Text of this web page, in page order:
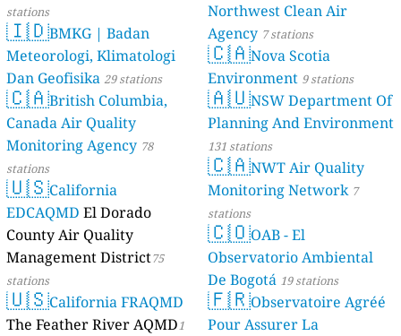
stations
🇮🇩BMKG | Badan
Meteorologi, Klimatologi
Dan Geofisika 29 stations
🇨🇦British Columbia,
Canada Air Quality
Monitoring Agency 78
stations
🇺🇸California
EDCAQMD El Dorado
County Air Quality
Management District75
stations
🇺🇸California FRAQMD
The Feather River AQMD1
Northwest Clean Air
Agency 7 stations
🇨🇦Nova Scotia
Environment 9 stations
🇦🇺NSW Department Of
Planning And Environment
131 stations
🇨🇦NWT Air Quality
Monitoring Network 7
stations
🇨🇴OAB - El
Observatorio Ambiental
De Bogotá 19 stations
🇫🇷Observatoire Agréé
Pour Assurer La